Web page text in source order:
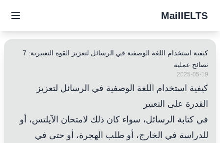
MailIELTS
كيفية استخدام اللغة الوصفية في الرسائل لتعزيز القوة التعبيرية: 7
نصائح عملية
2025-05-19
كيفية استخدام اللغة الوصفية في الرسائل لتعزيز
القدرة على التعبير
في كتابة الرسائل، سواء كان ذلك لامتحان الآيلتس، أو
للدراسة في الخارج، أو طلب الهجرة، أو حتى في